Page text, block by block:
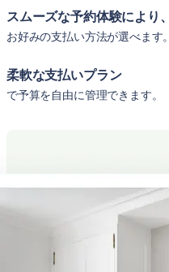
スムーズな予約体験により、
お好みの支払い方法が選べます。
柔軟な支払いプラン
で予算を自由に管理できます。